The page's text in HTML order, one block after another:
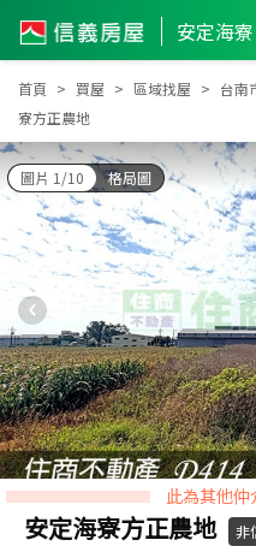
首頁 買屋 區域找屋 台南
寮方正農地
圖片 1/10 格局圖
此為其他
安定海寮方正農地 非